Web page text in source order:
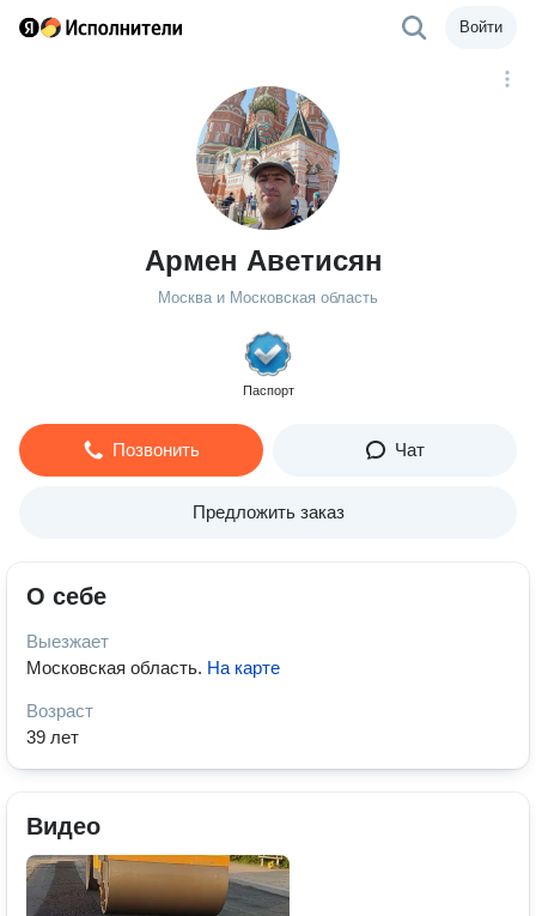
Войти
Армен Аветисян
Москва и Московская область
Паспорт
Позвонить Чат
Предложить заказ
О себе
Выезжает
Московская область. На карте
Возраст
39 лет
Видео